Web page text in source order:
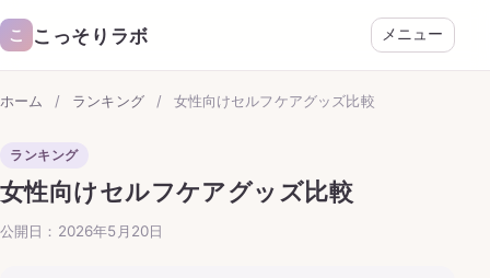
こ こっそりラボ メニュー
ホーム / ランキング / 女性向けセルフケアグッズ比較
ランキング
女性向けセルフケアグッズ比較
公開日：2026年5月20日